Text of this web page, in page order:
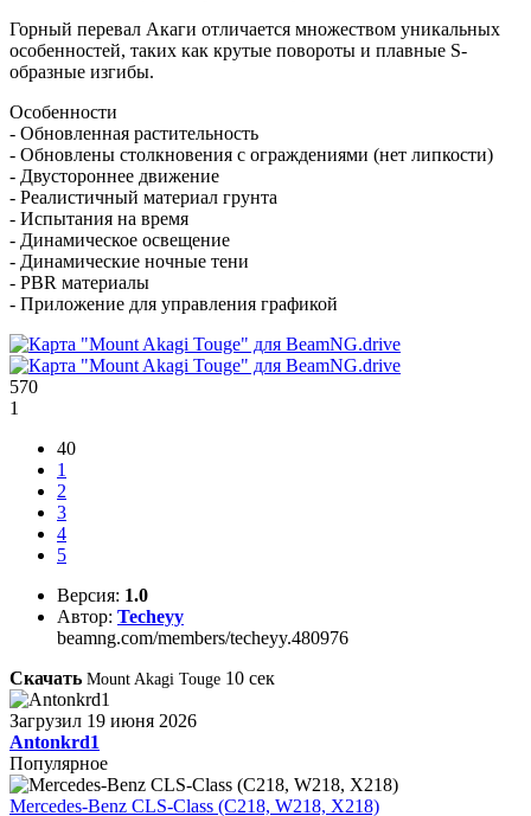
Горный перевал Акаги отличается множеством уникальных
особенностей, таких как крутые повороты и плавные S-
образные изгибы.
Особенности
- Обновленная растительность
- Обновлены столкновения с ограждениями (нет липкости)
- Двустороннее движение
- Реалистичный материал грунта
- Испытания на время
- Динамическое освещение
- Динамические ночные тени
- PBR материалы
- Приложение для управления графикой
570
1
40
1
2
3
4
5
Версия: 1.0
Автор: Techeyy
beamng.com/members/techeyy.480976
Скачать Mount Akagi Touge 10 сек
Загрузил 19 июня 2026
Antonkrd1
Популярное
Mercedes-Benz CLS-Class (C218, W218, X218)